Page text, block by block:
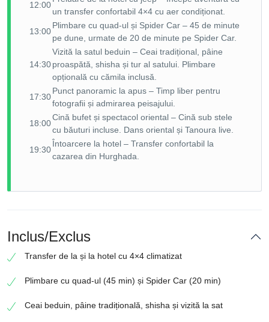
12:00
un transfer confortabil 4×4 cu aer condiționat.
13:00
Plimbare cu quad-ul și Spider Car – 45 de minute
pe dune, urmate de 20 de minute pe Spider Car.
14:30
Vizită la satul beduin – Ceai tradițional, pâine
proaspătă, shisha și tur al satului. Plimbare
opțională cu cămila inclusă.
17:30
Punct panoramic la apus – Timp liber pentru
fotografii și admirarea peisajului.
18:00
Cină bufet și spectacol oriental – Cină sub stele
cu băuturi incluse. Dans oriental și Tanoura live.
19:30
Întoarcere la hotel – Transfer confortabil la
cazarea din Hurghada.
Inclus/Exclus
Transfer de la și la hotel cu 4×4 climatizat
Plimbare cu quad-ul (45 min) și Spider Car (20 min)
Ceai beduin, pâine tradițională, shisha și vizită la sat